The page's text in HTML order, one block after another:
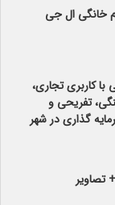
خانگی ال جی
کاربری تجاری،
تفریحی و
گذاری در شهر
تصاویر